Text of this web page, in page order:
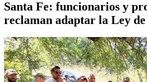
Santa Fe: funcionarios y
reclaman adaptar la Ley de